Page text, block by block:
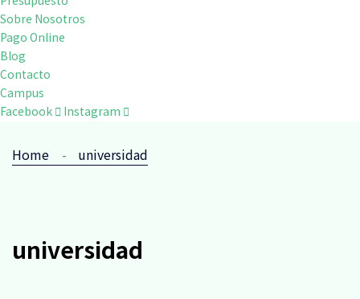
Sobre Nosotros
Pago Online
Blog
Contacto
Campus
Facebook
Instagram
Home universidad
universidad